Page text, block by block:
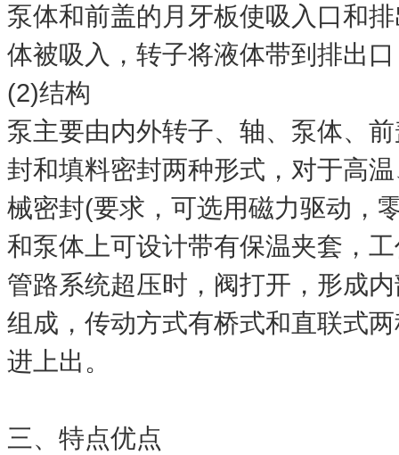
泵体和前盖的月牙板使吸入口和
体被吸入，转子将液体带到排出
(2)结构
泵主要由内外转子、轴、泵体、
封和填料密封两种形式，对于高
械密封(要求，可选用磁力驱动，
和泵体上可设计带有保温夹套，
管路系统超压时，阀打开，形成
组成，传动方式有桥式和直联式
进上出。
三、特点优点